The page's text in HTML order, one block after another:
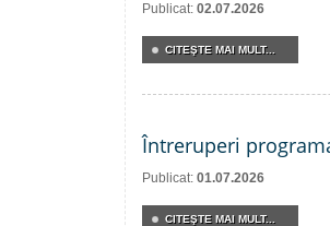
Publicat: 02.07.2026
CITEŞTE MAI MULT...
Întreruperi
Publicat: 01.07.2026
CITEŞTE MAI MULT...